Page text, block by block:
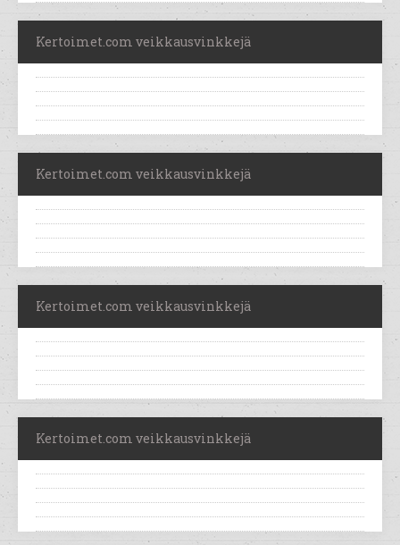
Kertoimet.com veikkausvinkkejä
Kertoimet.com veikkausvinkkejä
Kertoimet.com veikkausvinkkejä
Kertoimet.com veikkausvinkkejä